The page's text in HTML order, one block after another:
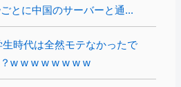
とに中国のサーバーと通...
生時代は全然モテなかったで
w w w w w w w w